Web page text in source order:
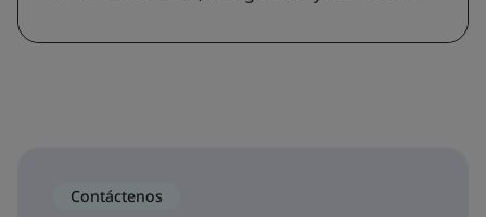
Contáctenos